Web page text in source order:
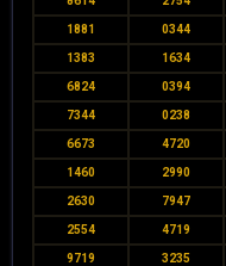
1881 0344
1383 1634
6824 0394
7344 0238
6673 4720
1460 2990
2630 7947
2554 4719
9719 3235